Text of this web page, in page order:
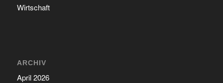
Wirtschaft
ARCHIV
April 2026